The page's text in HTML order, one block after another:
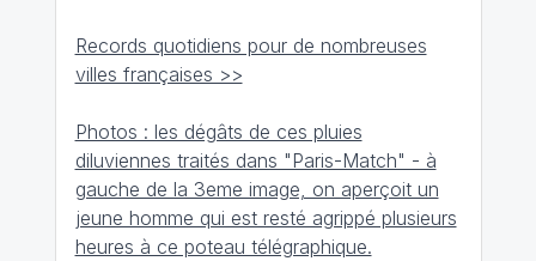
Records quotidiens pour de nombreuses
villes françaises >>
Photos : les dégâts de ces pluies
diluviennes traités dans "Paris-Match" - à
gauche de la 3eme image, on aperçoit un
jeune homme qui est resté agrippé plusieurs
heures à ce poteau télégraphique.